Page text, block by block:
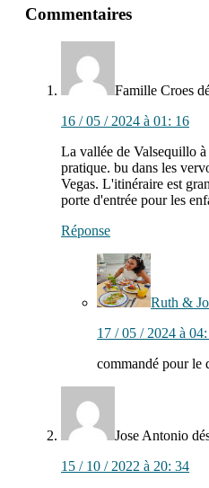
interactions
avec
lecteurs
Commentaires
Famille Croes
16 / 05 / 2024 à 01: 16
La vallée de Valsequillo à
pratique. bu dans les
Vegas. L'itinéraire est
porte d'entrée pour les
Réponse
Ruth &
17 / 05 / 2024 à
commandé pour le
Jose Antonio
15 / 10 / 2022 à 20: 34